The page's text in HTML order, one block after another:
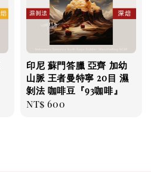
印尼 蘇門答臘 亞齊 加幼
山脈 王者曼特寧 20目 濕
剝法 咖啡豆『93咖啡』
Regular
NT$ 600